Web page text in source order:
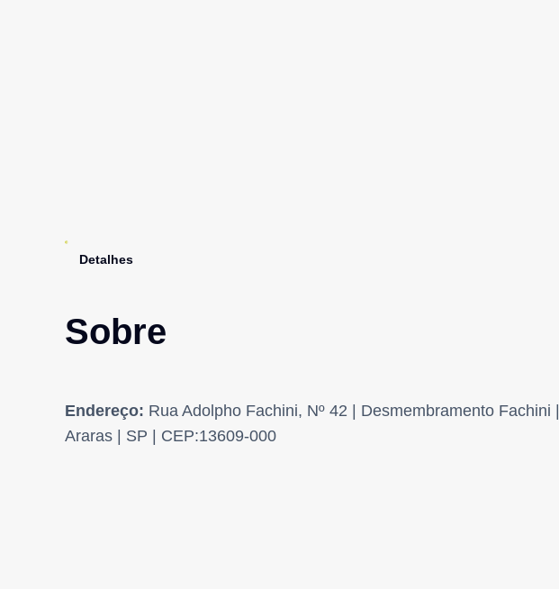
Detalhes
Sobre
Endereço: Rua Adolpho Fachini, Nº 42 | Desmembramento Fachini |
Araras | SP | CEP:13609-000